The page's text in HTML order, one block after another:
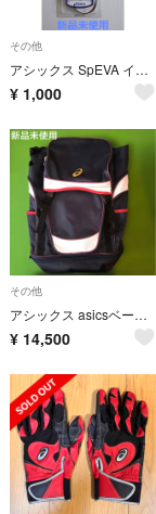
その他
アシックス SpEVA インソール L 26.5〜27.5cm 新品 衝撃吸収
¥ 1,000
その他
アシックス asicsベースボールバック オーダーコンポ
¥ 14,500